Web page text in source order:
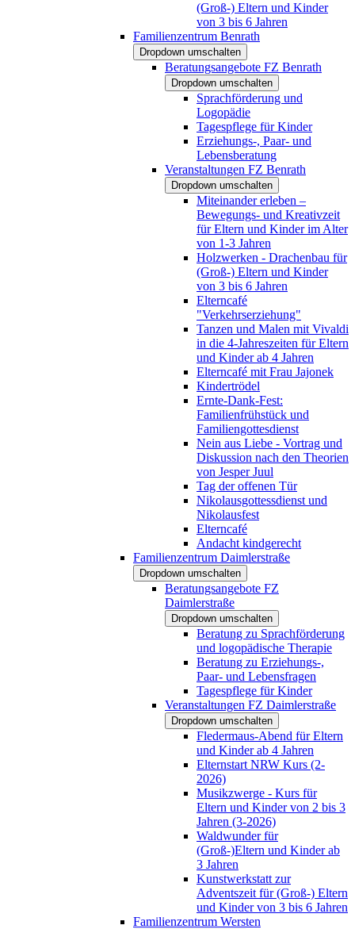
(Groß-) Eltern und Kinder
von 3 bis 6 Jahren
Familienzentrum Benrath
Dropdown umschalten
Beratungsangebote FZ Benrath
Dropdown umschalten
Sprachförderung und
Logopädie
Tagespflege für Kinder
Erziehungs-, Paar- und
Lebensberatung
Veranstaltungen FZ Benrath
Dropdown umschalten
Miteinander erleben –
Bewegungs- und Kreativzeit
für Eltern und Kinder im Alter
von 1-3 Jahren
Holzwerken - Drachenbau für
(Groß-) Eltern und Kinder
von 3 bis 6 Jahren
Elterncafé
"Verkehrserziehung"
Tanzen und Malen mit Vivaldi
in die 4-Jahreszeiten für Eltern
und Kinder ab 4 Jahren
Elterncafé mit Frau Jajonek
Kindertrödel
Ernte-Dank-Fest:
Familienfrühstück und
Familiengottesdienst
Nein aus Liebe - Vortrag und
Diskussion nach den Theorien
von Jesper Juul
Tag der offenen Tür
Nikolausgottessdienst und
Nikolausfest
Elterncafé
Andacht kindgerecht
Familienzentrum Daimlerstraße
Dropdown umschalten
Beratungsangebote FZ
Daimlerstraße
Dropdown umschalten
Beratung zu Sprachförderung
und logopädische Therapie
Beratung zu Erziehungs-,
Paar- und Lebensfragen
Tagespflege für Kinder
Veranstaltungen FZ Daimlerstraße
Dropdown umschalten
Fledermaus-Abend für Eltern
und Kinder ab 4 Jahren
Elternstart NRW Kurs (2-
2026)
Musikzwerge - Kurs für
Eltern und Kinder von 2 bis 3
Jahren (3-2026)
Waldwunder für
(Groß-)Eltern und Kinder ab
3 Jahren
Kunstwerkstatt zur
Adventszeit für (Groß-) Eltern
und Kinder von 3 bis 6 Jahren
Familienzentrum Wersten